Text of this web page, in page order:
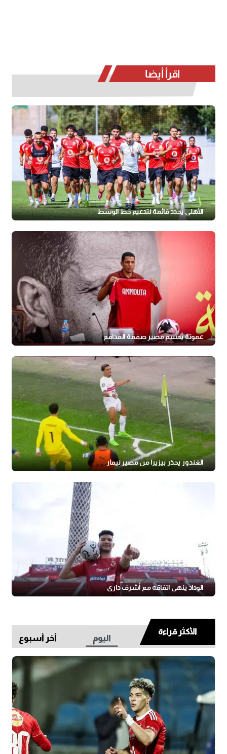
اقرأ أيضا
الأهلي يحدد قائمة لتدعيم خط الوسط
عموتة يحسم مصير صفقة المدافع
الغندور يحذر بيزيرا من مصير نيمار
الوداد ينهي اتفاقه مع أشرف داري
الأكثر قراءة
اليوم أخر أسبوع